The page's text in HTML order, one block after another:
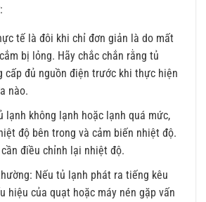
tế là đôi khi chỉ đơn giản là do mất
bị lỏng. Hãy chắc chắn rằng tủ
cấp đủ nguồn điện trước khi thực hiện
nào.
lạnh không lạnh hoặc lạnh quá mức,
độ bên trong và cảm biến nhiệt độ.
điều chỉnh lại nhiệt độ.
Nếu tủ lạnh phát ra tiếng kêu
hiệu của quạt hoặc máy nén gặp vấn